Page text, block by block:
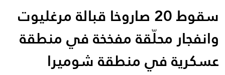
سقوط 20 صاروخا قبالة مرغليوت
وانفجار محلّقة مفخخة في منطقة
عسكرية في منطقة شوميرا